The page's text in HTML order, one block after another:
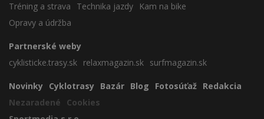
Tréning a strava
Technika jazdy
Kam na bike
Opravy a údržba
Partnerské weby
cyklisticke.trasy.sk relaxmagazin.sk surfmagazin.sk
Novinky Cyklotrasy Bazár Blog Fotosúťaž Redakcia
Nezaradené
Cookies